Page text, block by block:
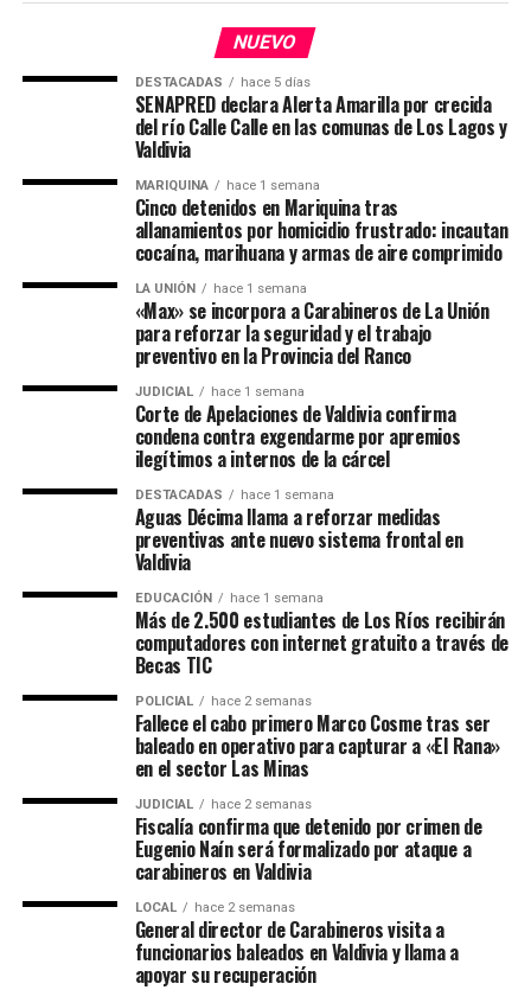
NUEVO
DESTACADAS hace 5 días
SENAPRED declara Alerta Amarilla por crecida
del río Calle Calle en las comunas de Los Lagos y
Valdivia
MARIQUINA hace 1 semana
Cinco detenidos en Mariquina tras
allanamientos por homicidio frustrado: incautan
cocaína, marihuana y armas de aire comprimido
LA UNIÓN hace 1 semana
«Max» se incorpora a Carabineros de La Unión
para reforzar la seguridad y el trabajo
preventivo en la Provincia del Ranco
JUDICIAL hace 1 semana
Corte de Apelaciones de Valdivia confirma
condena contra exgendarme por apremios
ilegítimos a internos de la cárcel
DESTACADAS hace 1 semana
Aguas Décima llama a reforzar medidas
preventivas ante nuevo sistema frontal en
Valdivia
EDUCACIÓN hace 1 semana
Más de 2.500 estudiantes de Los Ríos recibirán
computadores con internet gratuito a través de
Becas TIC
POLICIAL hace 2 semanas
Fallece el cabo primero Marco Cosme tras ser
baleado en operativo para capturar a «El Rana»
en el sector Las Minas
JUDICIAL hace 2 semanas
Fiscalía confirma que detenido por crimen de
Eugenio Naín será formalizado por ataque a
carabineros en Valdivia
LOCAL hace 2 semanas
General director de Carabineros visita a
funcionarios baleados en Valdivia y llama a
apoyar su recuperación